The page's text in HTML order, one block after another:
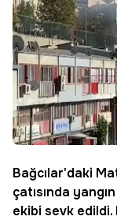
Bağcılar'daki
çatısında yangın
ekibi sevk edildi.